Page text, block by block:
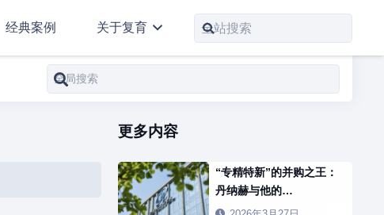
经典案例 关于复育
更多内容
“专精特新”的并购之王：
丹纳赫与他的…